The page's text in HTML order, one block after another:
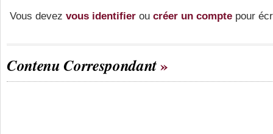
Vous devez vous identifier ou créer un compte pour
Contenu Correspondant